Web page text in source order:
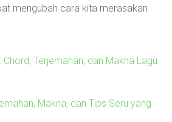
mengubah cara kita merasakan
Chord, Terjemahan, dan Makna Lagu
Makna, dan Tips Seru yang